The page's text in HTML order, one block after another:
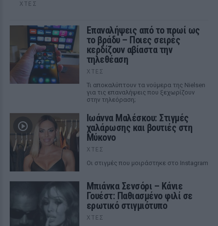
ΧΤΕΣ
Επαναλήψεις από το πρωί ως
το βράδυ – Ποιες σειρές
κερδίζουν αβίαστα την
τηλεθέαση
ΧΤΕΣ
Τι αποκαλύπτουν τα νούμερα της Nielsen
για τις επαναλήψεις που ξεχωρίζουν
στην τηλεόραση;
Ιωάννα Μαλέσκου: Στιγμές
χαλάρωσης και βουτιές στη
Μύκονο
ΧΤΕΣ
Οι στιγμές που μοιράστηκε στο Instagram
Μπιάνκα Σενσόρι – Κάνιε
Γουέστ: Παθιασμένο φιλί σε
ερωτικό στιγμιότυπο
ΧΤΕΣ